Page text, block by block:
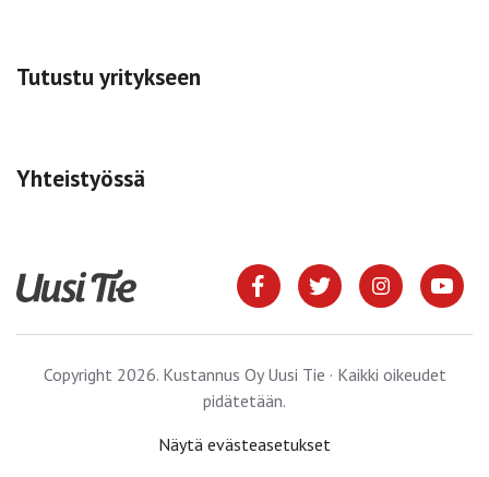
Tutustu yritykseen
Yhteistyössä
Copyright 2026. Kustannus Oy Uusi Tie · Kaikki oikeudet
pidätetään.
Näytä evästeasetukset